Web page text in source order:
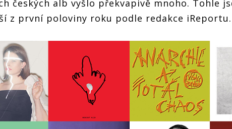
českých alb vyšlo překvapivě mnoho. Tohle
z první poloviny roku podle redakce iReportu.